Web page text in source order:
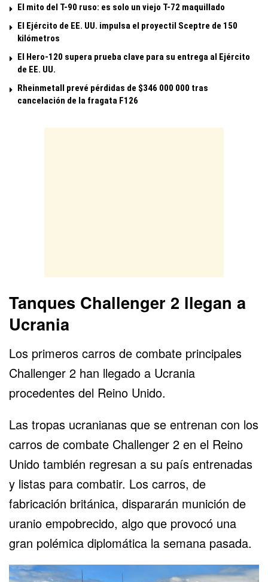
El mito del T-90 ruso: es solo un viejo T-72 maquillado
El Ejército de EE. UU. impulsa el proyectil Sceptre de 150
kilómetros
El Hero-120 supera prueba clave para su entrega al Ejército
de EE. UU.
Rheinmetall prevé pérdidas de $346 000 000 tras
cancelación de la fragata F126
Tanques Challenger 2 llegan a
Ucrania
Los primeros carros de combate principales
Challenger 2 han llegado a Ucrania
procedentes del Reino Unido.
Las tropas ucranianas que se entrenan con los
carros de combate Challenger 2 en el Reino
Unido también regresan a su país entrenadas
y listas para combatir. Los carros, de
fabricación británica, dispararán munición de
uranio empobrecido, algo que provocó una
gran polémica diplomática la semana pasada.